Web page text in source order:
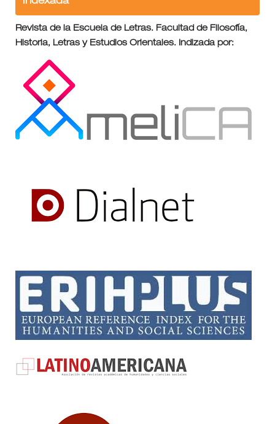
Revista de la Escuela de Letras. Facultad de Filosofía,
Historia, Letras y Estudios Orientales. Indizada por: